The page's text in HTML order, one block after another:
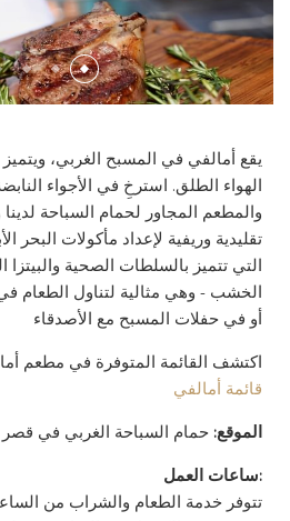
أجنحة سيجنيتشر
الأجنحة الملكية
إنيجما
كيوز بار آند لاونج
لا بيسينا
غرف الاجتماعات
المرافق
نظم فعالياتك بنفسك
السبا
خدمات السبا
الصالة الرياضية
ستوديو الاظافر
الصالون
الأنشطة والخدمات
ذا فلاور شوب
SPECIAL OCCASIONS
KIDS AND TEENS CLUB
خدمات النقل
مرافق وخدمات اللياقة البدنية
LOST AND FOUND SERVICE
BEST RATE GUARANTEE
ألبوم الصور
الجوائز
CAREERS
يقع أمالفي في المسبح الغربي،
الهواء الطلق. استرخِ في الأجواء
والمطعم المجاور لحمام السباحة
تقليدية وريفية لإعداد مأكولات البحر
التي تتميز بالسلطات الصحية
الخشب - وهي مثالية لتناول الطعام في
أو في حفلات المسبح مع الأصدقاء
اكتشف القائمة المتوفرة في مطعم
قائمة أمالفي
الموقع: حمام السباحة الغربي في
:ساعات العمل
تتوفر خدمة الطعام والشراب من الساعة 12 ظهرًا حتى 6